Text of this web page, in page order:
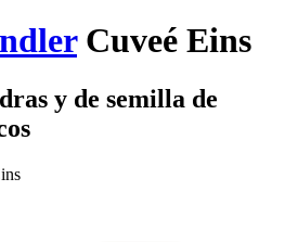
Cuveé Eins
y de semilla de